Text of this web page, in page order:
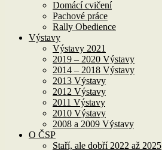
Domácí cvičení
Pachové práce
Rally Obedience
Výstavy
Výstavy 2021
2019 – 2020 Výstavy
2014 – 2018 Výstavy
2013 Výstavy
2012 Výstavy
2011 Výstavy
2010 Výstavy
2008 a 2009 Výstavy
O ČSP
Staří, ale dobří 2022 až 2025